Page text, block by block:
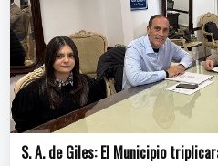
S. A. de Giles: El Municipio